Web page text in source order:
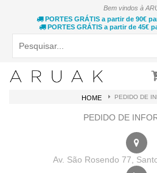
Bem vindos à
PORTES GRÁTIS a partir de 90€
PORTES GRÁTIS a partir de 45€
HOME PEDIDO DE
PEDIDO DE
Av. São Rosendo 77,